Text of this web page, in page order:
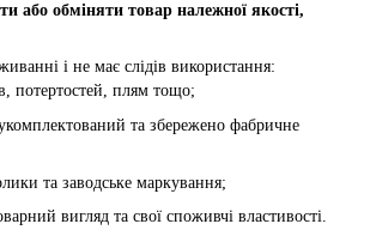
або обміняти товар належної якості,
і не має слідів використання:
потертостей, плям тощо;
та збережено фабричне
та заводське маркування;
вигляд та свої споживчі властивості.